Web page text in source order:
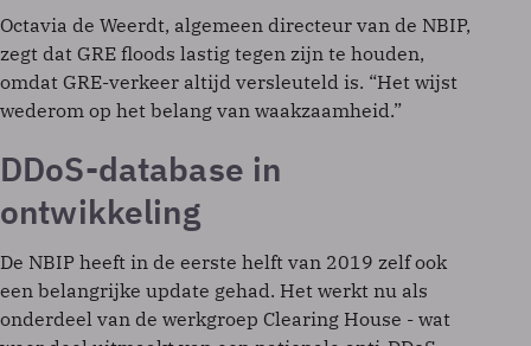
Octavia de Weerdt, algemeen directeur van de NBIP,
zegt dat GRE floods lastig tegen zijn te houden,
omdat GRE-verkeer altijd versleuteld is. “Het wijst
wederom op het belang van waakzaamheid.”
DDoS-database in
ontwikkeling
De NBIP heeft in de eerste helft van 2019 zelf ook
een belangrijke update gehad. Het werkt nu als
onderdeel van de werkgroep Clearing House - wat